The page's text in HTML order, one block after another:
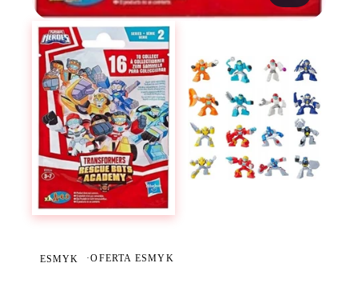
ESMYK ·OFERTA ESMYK